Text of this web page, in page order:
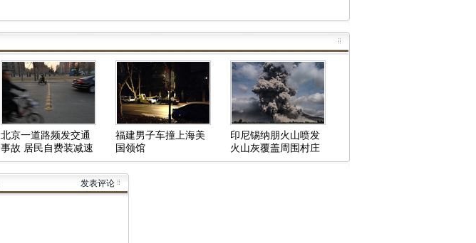
北京一道路频发交通
事故 居民自费装减速
带
福建男子车撞上海美
国领馆
印尼锡纳朋火山喷发
火山灰覆盖周围村庄
发表评论